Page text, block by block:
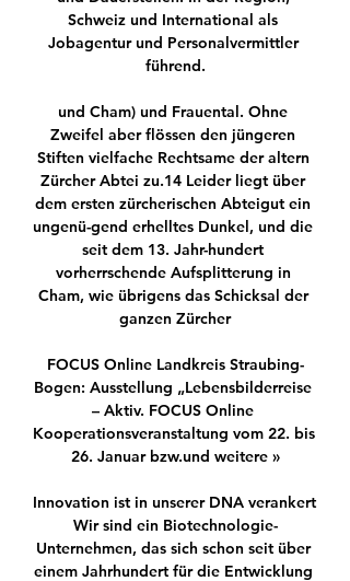
Schweiz und International als
Jobagentur und Personalvermittler
führend.
und Cham) und Frauental. Ohne
Zweifel aber flössen den jüngeren
Stiften vielfache Rechtsame der altern
Zürcher Abtei zu.14 Leider liegt über
dem ersten zürcherischen Abteigut ein
ungenü-gend erhelltes Dunkel, und die
seit dem 13. Jahr-hundert
vorherrschende Aufsplitterung in
Cham, wie übrigens das Schicksal der
ganzen Zürcher
FOCUS Online Landkreis Straubing-
Bogen: Ausstellung „Lebensbilderreise
– Aktiv. FOCUS Online
Kooperationsveranstaltung vom 22. bis
26. Januar bzw.und weitere »
Innovation ist in unserer DNA verankert
Wir sind ein Biotechnologie-
Unternehmen, das sich schon seit über
einem Jahrhundert für die Entwicklung